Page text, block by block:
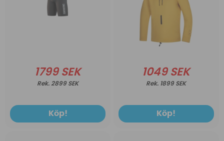
1799 SEK
2899 SEK
Köp!
1049 SEK
1899 SEK
Köp!